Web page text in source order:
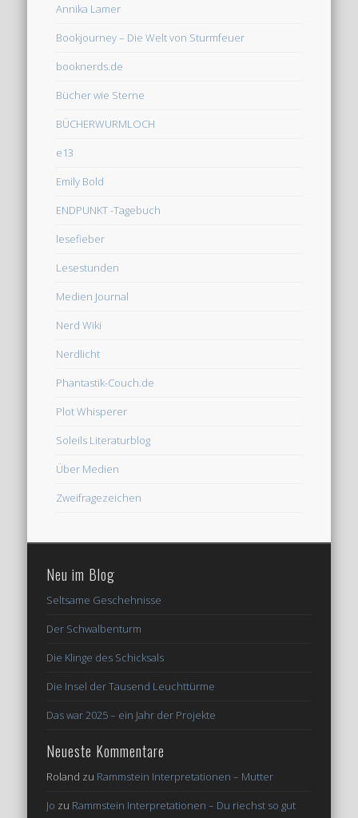
Annika Lamer
Bookjourney – Die Welt von Sturmfeuer
booknerds.de
Bücher wie Sterne
BÜCHERWURMLOCH
e13
Emily Bold
ENDPUNKT -Tagebuch
lesefieber
Lesestunden
Medien Journal
Nerd Wiki
Nerdlicht
Phantastik-Couch.de
Plot Whisperer
Soleils Literaturblog
Über Medien
Zweifragezeichen
Neu im Blog
Seltsame Geschehnisse
Der Schwalbenturm
Die Klinge des Schicksals
Die Insel der Tausend Leuchttürme
Das war 2025 – ein Jahr der Projekte
Neueste Kommentare
Roland zu Rammstein Interpretationen – Mutter
Jo zu Rammstein Interpretationen – Du riechst so gut